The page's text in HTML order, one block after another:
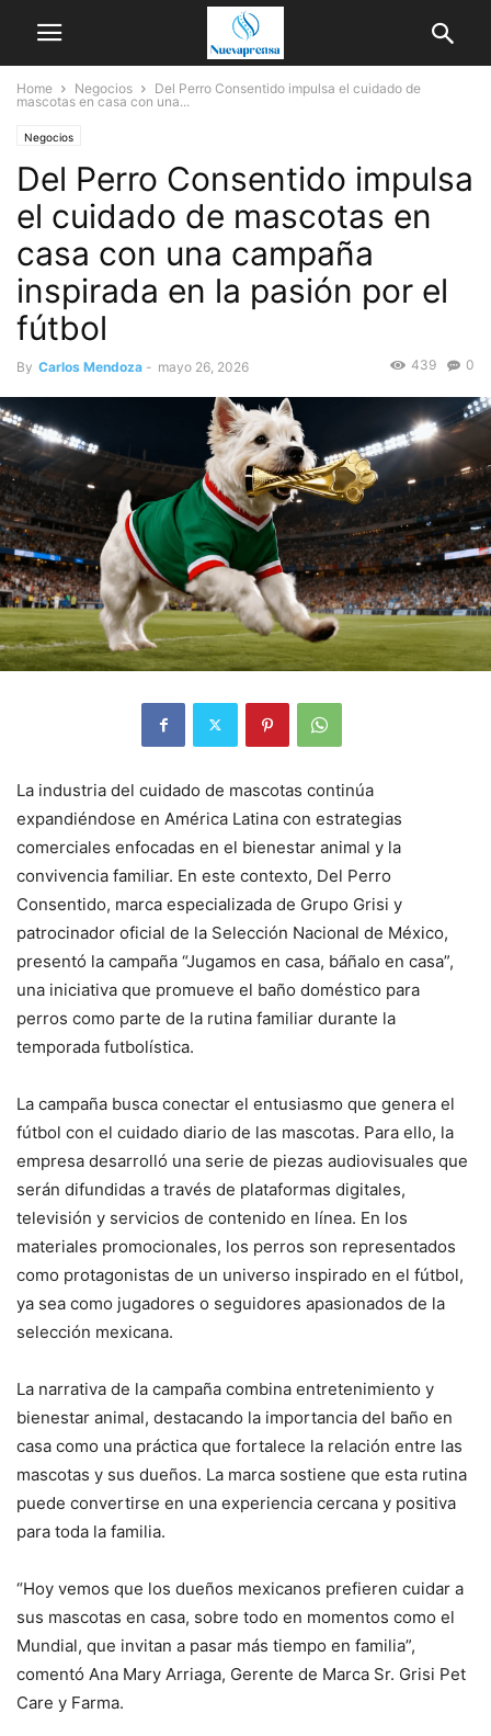
Home Negocios
Del Perro Consentido impulsa el cuidado de
mascotas en casa con una...
Negocios
Del Perro Consentido impulsa
el cuidado de mascotas en
casa con una campaña
inspirada en la pasión por el
fútbol
By Carlos Mendoza - mayo 26, 2026 0
439
La industria del cuidado de mascotas continúa
expandiéndose en América Latina con estrategias
comerciales enfocadas en el bienestar animal y la
convivencia familiar. En este contexto, Del Perro
Consentido, marca especializada de Grupo Grisi y
patrocinador oficial de la Selección Nacional de México,
presentó la campaña “Jugamos en casa, báñalo en casa”,
una iniciativa que promueve el baño doméstico para
perros como parte de la rutina familiar durante la
temporada futbolística.
La campaña busca conectar el entusiasmo que genera el
fútbol con el cuidado diario de las mascotas. Para ello, la
empresa desarrolló una serie de piezas audiovisuales que
serán difundidas a través de plataformas digitales,
televisión y servicios de contenido en línea. En los
materiales promocionales, los perros son representados
como protagonistas de un universo inspirado en el fútbol,
ya sea como jugadores o seguidores apasionados de la
selección mexicana.
La narrativa de la campaña combina entretenimiento y
bienestar animal, destacando la importancia del baño en
casa como una práctica que fortalece la relación entre las
mascotas y sus dueños. La marca sostiene que esta rutina
puede convertirse en una experiencia cercana y positiva
para toda la familia.
“Hoy vemos que los dueños mexicanos prefieren cuidar a
sus mascotas en casa, sobre todo en momentos como el
Mundial, que invitan a pasar más tiempo en familia”,
comentó Ana Mary Arriaga, Gerente de Marca Sr. Grisi Pet
Care y Farma.